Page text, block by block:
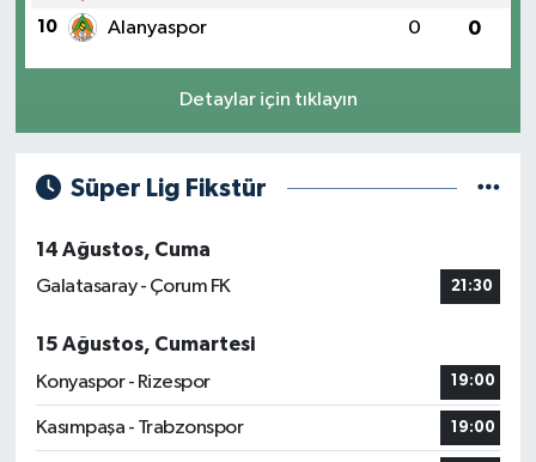
10 Alanyaspor 0 0
Detaylar için tıklayın
Süper Lig Fikstür
14 Ağustos, Cuma
Galatasaray - Çorum FK
21:30
15 Ağustos, Cumartesi
Konyaspor - Rizespor
19:00
Kasımpaşa - Trabzonspor 19:00